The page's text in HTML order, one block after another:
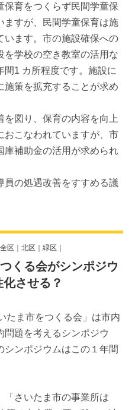
保育をつくらず民間学童保
ますが、民間学童保育は施
います。市の施設確保への
を学校の空き教室の活用な
間1 カ所程度です。施設に
施策を拡充することが求め
図り、保育の内容を向上
おこなわれていますが、市
庫補助金の活用が求められ
の処遇改善をすすめる議
全区 ｜ 北区 ｜ 緑区 ｜
くる会がシンポジウ
させる？
ま市をつくる会」は市内
問題を考えるシンポジウ
シンポジウムはこの１年間
さいたま市の事業所は